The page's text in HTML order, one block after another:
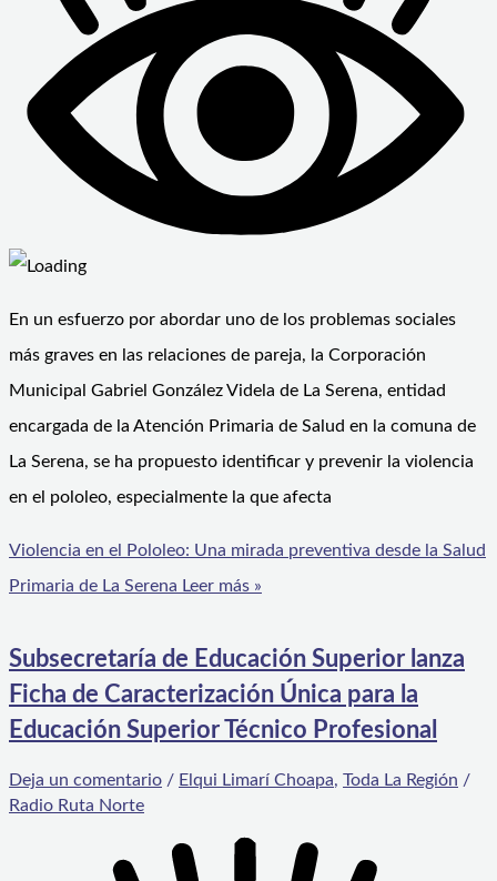
En un esfuerzo por abordar uno de los problemas sociales
más graves en las relaciones de pareja, la Corporación
Municipal Gabriel González Videla de La Serena, entidad
encargada de la Atención Primaria de Salud en la comuna de
La Serena, se ha propuesto identificar y prevenir la violencia
en el pololeo, especialmente la que afecta
Violencia en el Pololeo: Una mirada preventiva desde la Salud
Primaria de La Serena Leer más »
Subsecretaría de Educación Superior lanza
Ficha de Caracterización Única para la
Educación Superior Técnico Profesional
Deja un comentario / Elqui Limarí Choapa, Toda La Región /
Radio Ruta Norte